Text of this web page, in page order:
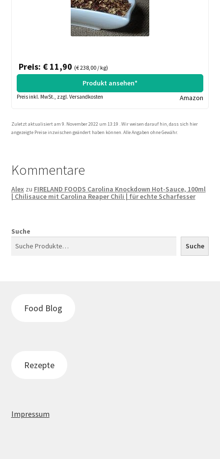
Preis: € 11,90 (€ 238,00 / kg)
Produkt ansehen*
Preis inkl. MwSt., zzgl. Versandkosten Amazon
Zuletzt aktualisiert am 9. November 2022 um 13:19 . Wir weisen darauf hin, dass sich hier
angezeigte Preise inzwischen geändert haben können. Alle Angaben ohne Gewähr.
Kommentare
Alexzu FIRELAND FOODS Carolina Knockdown Hot-Sauce, 100ml
| Chilisauce mit Carolina Reaper Chili | für echte Scharfesser
Suche
Suche
Food Blog
Rezepte
Impressum